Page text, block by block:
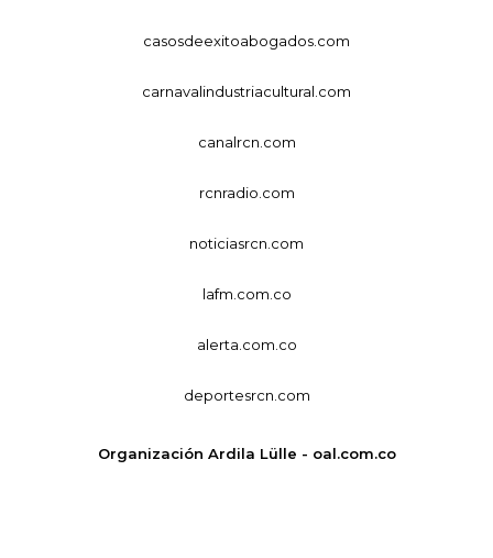
casosdeexitoabogados.com
carnavalindustriacultural.com
canalrcn.com
rcnradio.com
noticiasrcn.com
lafm.com.co
alerta.com.co
deportesrcn.com
Organización Ardila Lülle - oal.com.co